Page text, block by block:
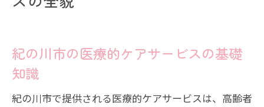
紀の川市の医療的ケアサービスの基礎
知識
紀の川市で提供される医療的ケアサービスは、高齢者